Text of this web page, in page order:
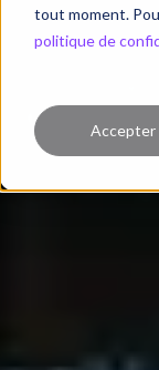
tout moment.
politique de
Accepter